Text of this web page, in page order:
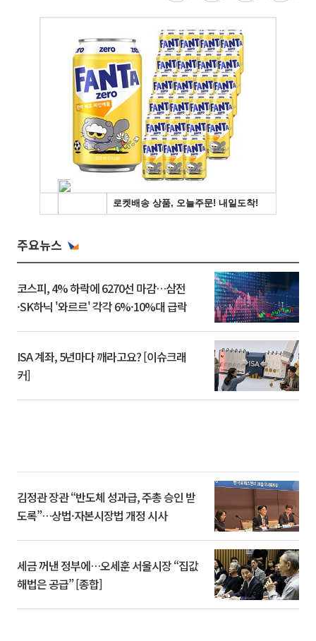
주요뉴스
코스피, 4% 하락에 6270선 마감…삼전
·SK하닉 '와르르' 각각 6%·10%대 급락
ISA 계좌, 5년마다 깨라고요? [이슈크래
커]
김정관 장관 “반도체 성과급, 주총 승인 받
도록”…상법·자본시장법 개정 시사
세금 꺼낸 정부에…오세훈 서울시장 “집값
해법은 공급” [종합]